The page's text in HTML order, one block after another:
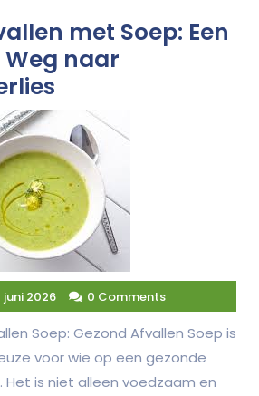
met Soep: Een
naar
juni 2026 0 Comments
Soep: Gezond Afvallen Soep is
voor wie op een gezonde
Het is niet alleen voedzaam en